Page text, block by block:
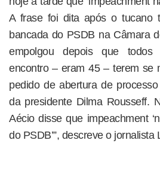
A frase foi dita após o tucano
bancada do PSDB na Câmara
empolgou depois que todos
encontro – eram 45 – terem se
pedido de abertura de
da presidente Dilma Rousseff.
Aécio disse que impeachment
do PSDB’”, descreve o jornalista